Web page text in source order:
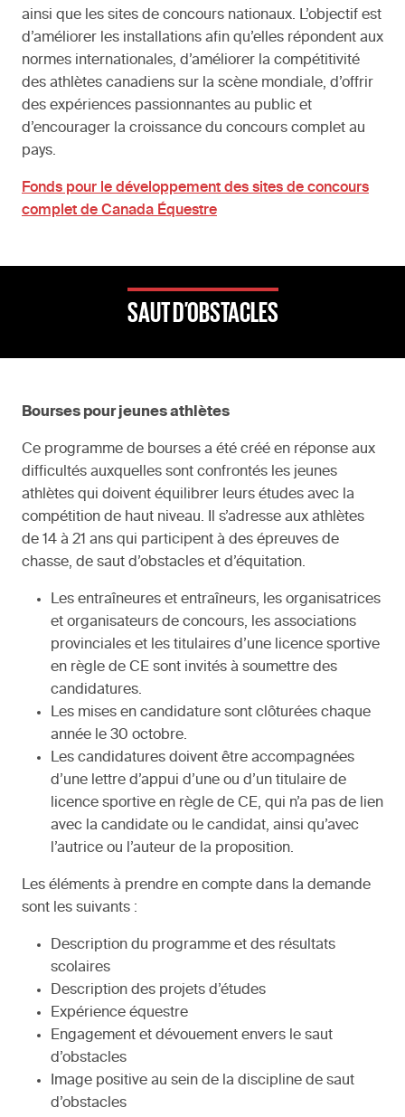
ainsi que les sites de concours nationaux. L’objectif est
d’améliorer les installations afin qu’elles répondent aux
normes internationales, d’améliorer la compétitivité
des athlètes canadiens sur la scène mondiale, d’offrir
des expériences passionnantes au public et
d’encourager la croissance du concours complet au
pays.
Fonds pour le développement des sites de concours
complet de Canada Équestre
SAUT D’OBSTACLES
Bourses pour jeunes athlètes
Ce programme de bourses a été créé en réponse aux
difficultés auxquelles sont confrontés les jeunes
athlètes qui doivent équilibrer leurs études avec la
compétition de haut niveau. Il s’adresse aux athlètes
de 14 à 21 ans qui participent à des épreuves de
chasse, de saut d’obstacles et d’équitation.
Les entraîneures et entraîneurs, les organisatrices
et organisateurs de concours, les associations
provinciales et les titulaires d’une licence sportive
en règle de CE sont invités à soumettre des
candidatures.
Les mises en candidature sont clôturées chaque
année le 30 octobre.
Les candidatures doivent être accompagnées
d’une lettre d’appui d’une ou d’un titulaire de
licence sportive en règle de CE, qui n’a pas de lien
avec la candidate ou le candidat, ainsi qu’avec
l’autrice ou l’auteur de la proposition.
Les éléments à prendre en compte dans la demande
sont les suivants :
Description du programme et des résultats
scolaires
Description des projets d’études
Expérience équestre
Engagement et dévouement envers le saut
d’obstacles
Image positive au sein de la discipline de saut
d’obstacles